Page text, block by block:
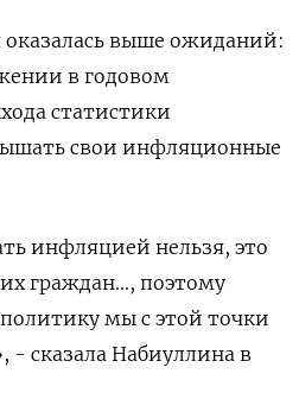
выше ожиданий:
в годовом
статистики
свои инфляционные
инфляцией нельзя, это
граждан..., поэтому
мы с этой точки
- сказала Набиуллина в